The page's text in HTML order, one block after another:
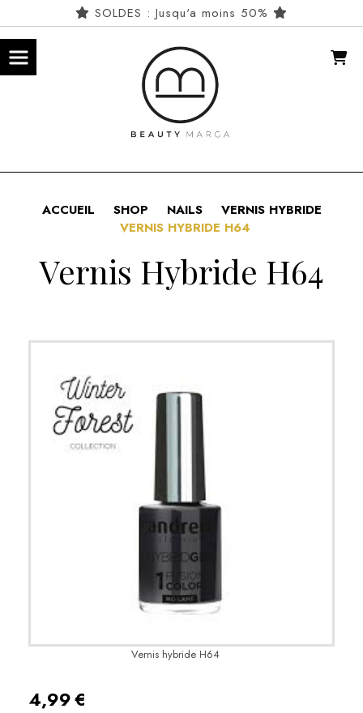
SOLDES : Jusqu'a moins 50%
ACCUEIL SHOP NAILS
VERNIS HYBRIDE
VERNIS HYBRIDE H64
Vernis Hybride H64
Vernis hybride H64
4,99€
Panneau de gestion des cookies